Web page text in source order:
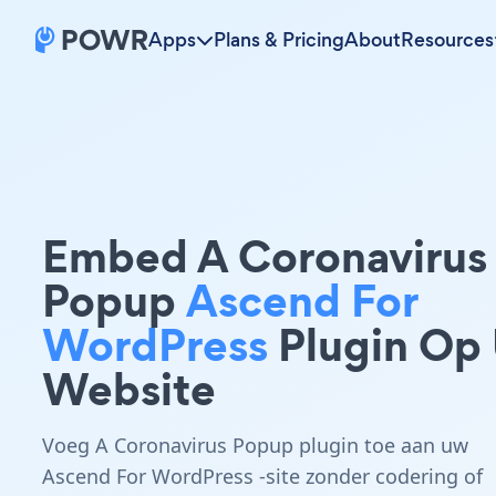
Apps Plans & PricingAboutResources
Embed A Coronavirus
PopupAscend For
WordPress Plugin Op
Website
Voeg A Coronavirus Popup plugin toe aan uw
Ascend For WordPress -site zonder codering of